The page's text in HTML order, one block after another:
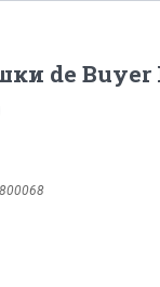
de Buyer